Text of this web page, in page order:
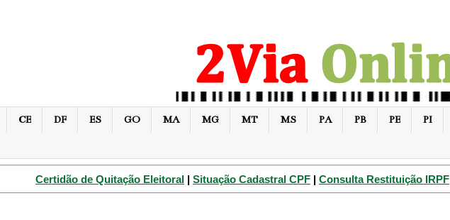
CE DF ES GO MA MG MT MS PA PB PE PI
Certidão de Quitação Eleitoral | Situação Cadastral CPF | Consulta Restituição IRPF